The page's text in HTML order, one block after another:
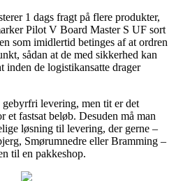
1 dags fragt på flere produkter,
Pilot V Board Master S UF sort
som imidlertid betinges af at ordren
sådan at de med sikkerhed kan
inden de logistikansatte drager
levering, men tit er det
et fastsat beløb. Desuden må man
løsning til levering, der gerne –
Smørumnedre eller Bramming –
til en pakkeshop.